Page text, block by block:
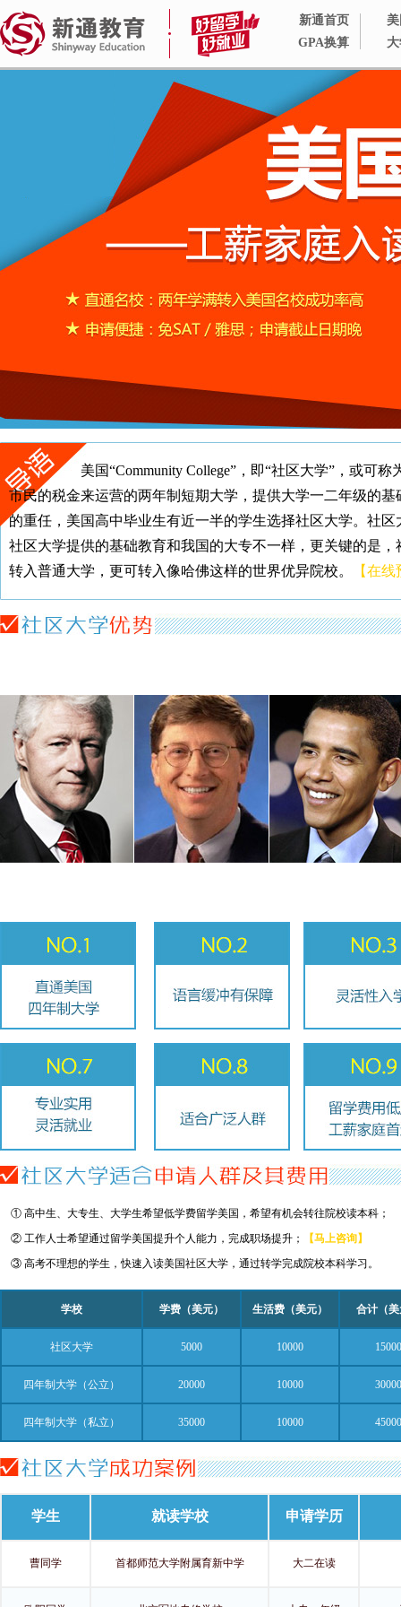
新通首页
GPA换算
美国“Community College”，即“社区大学”，或可称为
市民的税金来运营的两年制短期大学，提供大学一二年级的
的重任，美国高中毕业生有近一半的学生选择社区大学。社
社区大学提供的基础教育和我国的大专不一样，更关键的是
转入普通大学，更可转入像哈佛这样的世界优异院校。
【在
① 高中生、大专生、大学生希望低学费留学美国，希望有机会转往院校读本科；
② 工作人士希望通过留学美国提升个人能力，完成职场提升；
【马上咨询】
③ 高考不理想的学生，快速入读美国社区大学，通过转学完成院校本科学习。
学校 学费（美元） 生活费（美元） 合计（
社区大学 5000 10000 15000
四年制大学（公立） 20000 10000 30000
四年制大学（私立） 35000 10000 45000
学生 就读学校 申请学历
曹同学 首都师范大学附属育新中学 大二在读